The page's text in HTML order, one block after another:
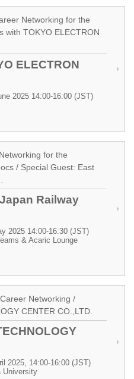
Networking for the
with TOKYO ELECTRON
ELECTRON
2025 14:00-16:00 (JST)
for the
/ Special Guest: East
Railway
2025 14:00-16:30 (JST)
& Acaric Lounge
Networking /
CENTER CO.,LTD.
2025, 14:00-16:00 (JST)
University